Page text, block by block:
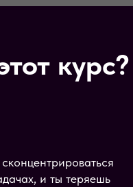
курс?
и ты теряешь